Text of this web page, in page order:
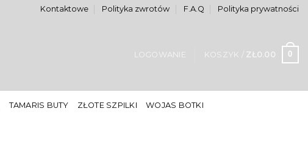
Kontaktowe Polityka zwrotów F.A.Q Polityka prywatności
LOGOWANIE KOSZYK / ZŁ 0.00 0
TAMARIS BUTY ZŁOTE SZPILKI WOJAS BOTKI